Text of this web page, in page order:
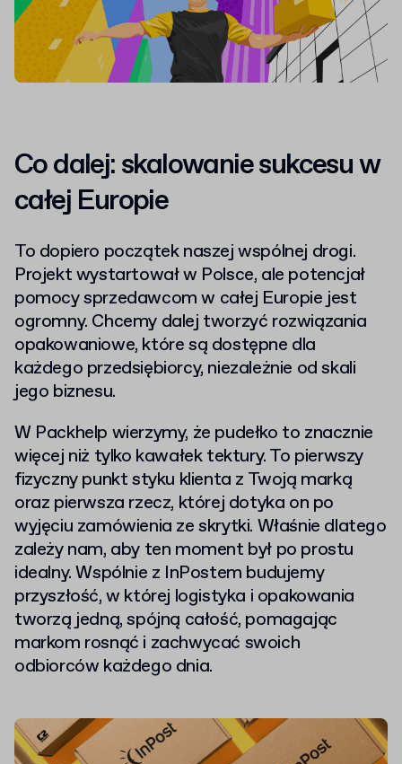
Co dalej: skalowanie sukcesu w
całej Europie
To dopiero początek naszej wspólnej drogi.
Projekt wystartował w Polsce, ale potencjał
pomocy sprzedawcom w całej Europie jest
ogromny. Chcemy dalej tworzyć rozwiązania
opakowaniowe, które są dostępne dla
każdego przedsiębiorcy, niezależnie od skali
jego biznesu.
W Packhelp wierzymy, że pudełko to znacznie
więcej niż tylko kawałek tektury. To pierwszy
fizyczny punkt styku klienta z Twoją marką
oraz pierwsza rzecz, której dotyka on po
wyjęciu zamówienia ze skrytki. Właśnie dlatego
zależy nam, aby ten moment był po prostu
idealny. Wspólnie z InPostem budujemy
przyszłość, w której logistyka i opakowania
tworzą jedną, spójną całość, pomagając
markom rosnąć i zachwycać swoich
odbiorców każdego dnia.